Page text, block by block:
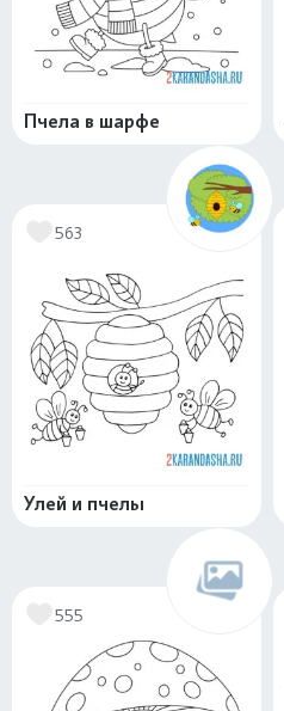
Пчела в шарфе
563
Улей и пчелы
555